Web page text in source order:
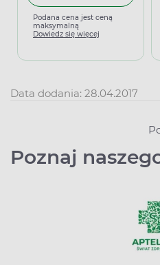
Podana cena jest ceną
maksymalną
Dowiedz się więcej
Data dodania: 28.04.2017
Poznaj